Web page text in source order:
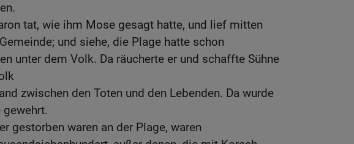
tat, wie ihm Mose gesagt hatte, und lief mitten
und siehe, die Plage hatte schon
unter dem Volk. Da räucherte er und schaffte Sühne
zwischen den Toten und den Lebenden. Da wurde
gewehrt.
gestorben waren an der Plage, waren